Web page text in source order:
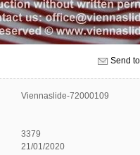
Send
Viennaslide-72000109
3379
21/01/2020